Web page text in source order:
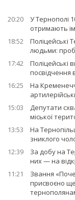
20:20
У Тернополі
отримають
18:52
Поліцейські
людьми:
17:42
Поліцейські
посвідчення
16:25
На
15:03
Депутати
міської
13:53
На
зниклого
12:39
За добу на
них — на
11:21
Звання
присвоєно